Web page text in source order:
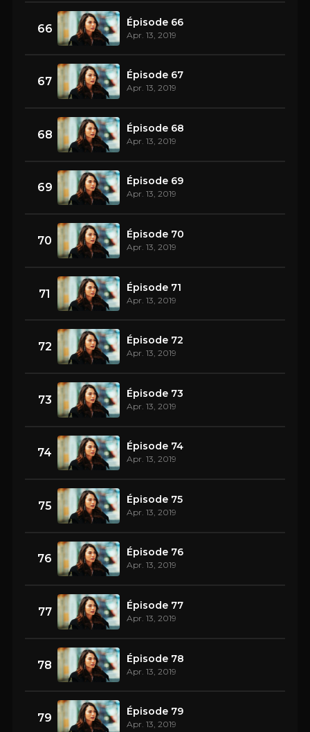
66 Épisode 66
Apr. 13, 2019
67 Épisode 67
Apr. 13, 2019
68 Épisode 68
Apr. 13, 2019
69 Épisode 69
Apr. 13, 2019
70 Épisode 70
Apr. 13, 2019
71 Épisode 71
Apr. 13, 2019
72 Épisode 72
Apr. 13, 2019
73 Épisode 73
Apr. 13, 2019
74 Épisode 74
Apr. 13, 2019
75 Épisode 75
Apr. 13, 2019
76 Épisode 76
Apr. 13, 2019
77 Épisode 77
Apr. 13, 2019
78 Épisode 78
Apr. 13, 2019
79 Épisode 79
Apr. 13, 2019